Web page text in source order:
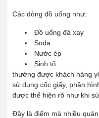
Các dòng đồ uống như:
Đồ uống đá xay
Soda
Nước ép
Sinh tố
thường được khách hàng
sử dụng cốc giấy, phần
được thể hiện rõ như khi
Đây là điểm mà nhiều